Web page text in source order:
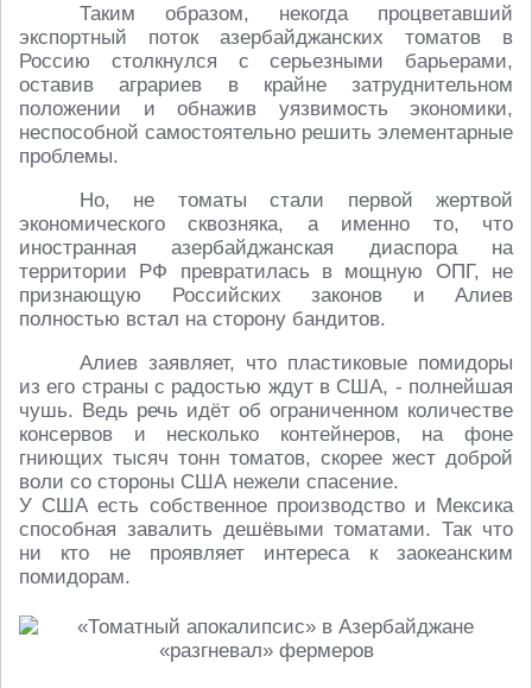
Таким образом, некогда процветавший
экспортный поток азербайджанских томатов в
Россию столкнулся с серьезными барьерами,
оставив аграриев в крайне затруднительном
положении и обнажив уязвимость экономики,
неспособной самостоятельно решить элементарные
проблемы.
Но, не томаты стали первой жертвой
экономического сквозняка, а именно то, что
иностранная азербайджанская диаспора на
территории РФ превратилась в мощную ОПГ, не
признающую Российских законов и Алиев
полностью встал на сторону бандитов.
Алиев заявляет, что пластиковые помидоры
из его страны с радостью ждут в США, - полнейшая
чушь. Ведь речь идёт об ограниченном количестве
консервов и несколько контейнеров, на фоне
гниющих тысяч тонн томатов, скорее жест доброй
воли со стороны США нежели спасение.
У США есть собственное производство и Мексика
способная завалить дешёвыми томатами. Так что
ни кто не проявляет интереса к заокеанским
помидорам.